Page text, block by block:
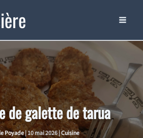
de galette de tarua
Poyade|10 mai 2026|Cuisine